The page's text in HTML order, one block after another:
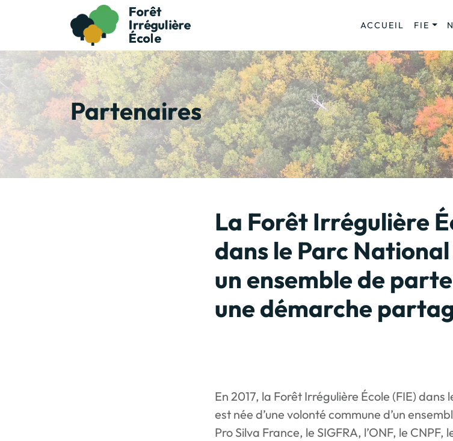
ACCUEIL FIE
Partenaires
La Forêt Irrégulière
dans le Parc
un ensemble de
une démarche
En 2017, la Forêt Irrégulière École (FIE) dans
est née d’une volonté commune d’un
Pro Silva France, le SIGFRA, l’ONF, le